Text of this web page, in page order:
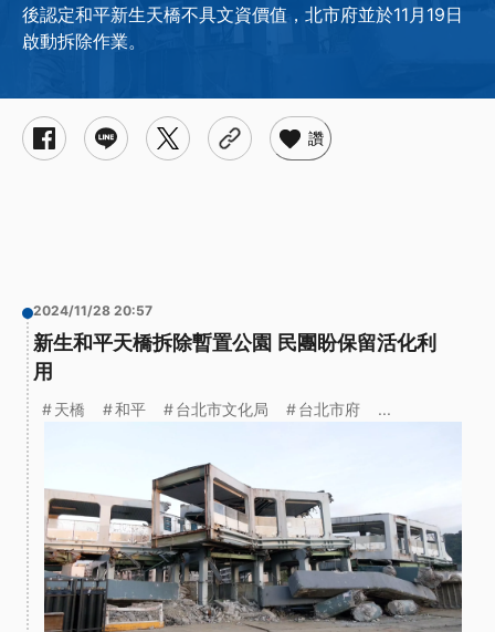
後認定和平新生天橋不具文資價值，北市府並於11月19日
啟動拆除作業。
讚
2024/11/28 20:57
新生和平天橋拆除暫置公園 民團盼保留活化利
用
天橋 和平 台北市文化局 台北市府 ...